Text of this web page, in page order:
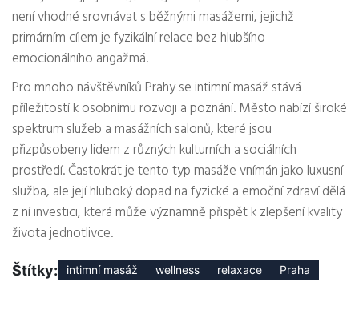
není vhodné srovnávat s běžnými masážemi, jejichž
primárním cílem je fyzikální relace bez hlubšího
emocionálního angažmá.
Pro mnoho návštěvníků Prahy se intimní masáž stává
příležitostí k osobnímu rozvoji a poznání. Město nabízí široké
spektrum služeb a masážních salonů, které jsou
přizpůsobeny lidem z různých kulturních a sociálních
prostředí. Častokrát je tento typ masáže vnímán jako luxusní
služba, ale její hluboký dopad na fyzické a emoční zdraví dělá
z ní investici, která může významně přispět k zlepšení kvality
života jednotlivce.
Štítky: intimní masáž wellness relaxace Praha